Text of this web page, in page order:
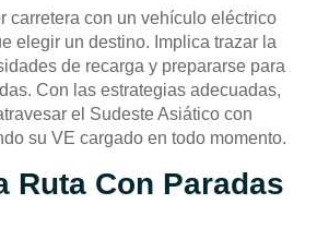
carretera con un vehículo eléctrico
elegir un destino. Implica trazar la
de recarga y prepararse para
Con las estrategias adecuadas,
el Sudeste Asiático con
su VE cargado en todo momento.
Ruta Con Paradas